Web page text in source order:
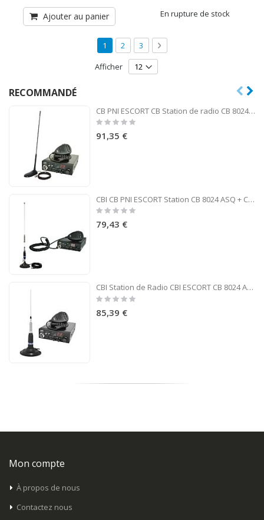
Ajouter au panier En rupture de stock
Page
Vous lisez actuellement la page
1 Page
2 Page
3 Page
Suivant
Afficher
RECOMMANDÉ
CB PNI ESCORT CB Station de radio CB 8024 ASQ 12 / 24V + CB PNI Extra 45 antenne
Rating:
0%
91,35 €
CBI CB PNI ESCORT Station CB 8024 ASQ + CB PNI S75 antenne avec aimant
Rating:
0%
79,43 €
CBI Station de Radio CBI ESCORT CB 8024 ASQ + CB PNI ML160 Antenne avec Aimant
Rating:
0%
85,39 €
Mon compte
À propos de nous
Contactez nous